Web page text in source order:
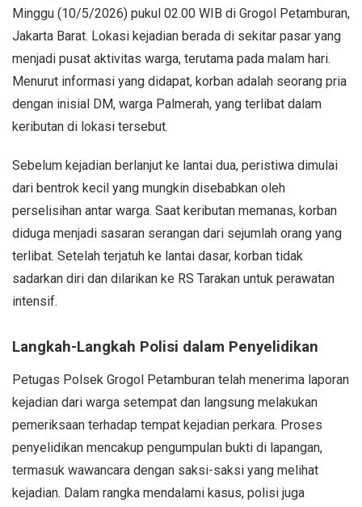
Minggu (10/5/2026) pukul 02.00 WIB di Grogol Petamburan,
Jakarta Barat. Lokasi kejadian berada di sekitar pasar yang
menjadi pusat aktivitas warga, terutama pada malam hari.
Menurut informasi yang didapat, korban adalah seorang pria
dengan inisial DM, warga Palmerah, yang terlibat dalam
keributan di lokasi tersebut.
Sebelum kejadian berlanjut ke lantai dua, peristiwa dimulai
dari bentrok kecil yang mungkin disebabkan oleh
perselisihan antar warga. Saat keributan memanas, korban
diduga menjadi sasaran serangan dari sejumlah orang yang
terlibat. Setelah terjatuh ke lantai dasar, korban tidak
sadarkan diri dan dilarikan ke RS Tarakan untuk perawatan
intensif.
Langkah-Langkah Polisi dalam Penyelidikan
Petugas Polsek Grogol Petamburan telah menerima laporan
kejadian dari warga setempat dan langsung melakukan
pemeriksaan terhadap tempat kejadian perkara. Proses
penyelidikan mencakup pengumpulan bukti di lapangan,
termasuk wawancara dengan saksi-saksi yang melihat
kejadian. Dalam rangka mendalami kasus, polisi juga